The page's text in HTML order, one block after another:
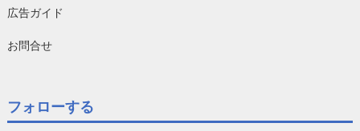
広告ガイド
お問合せ
フォローする